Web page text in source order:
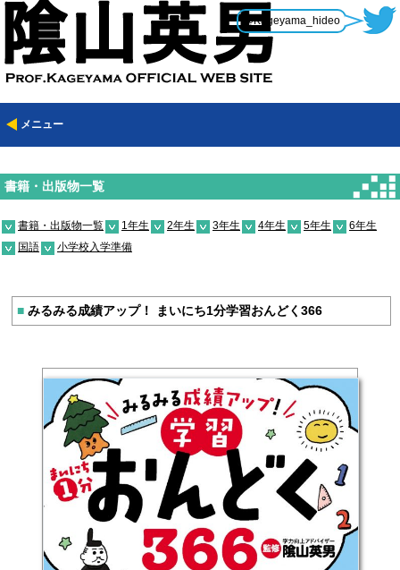
@Kageyama_hideo
メニュー
書籍・出版物一覧
書籍・出版物一覧 1年生 2年生 3年生 4年生 5年生
6年生
国語
小学校入学準備
■みるみる成績アップ！ まいにち1分学習おんどく366